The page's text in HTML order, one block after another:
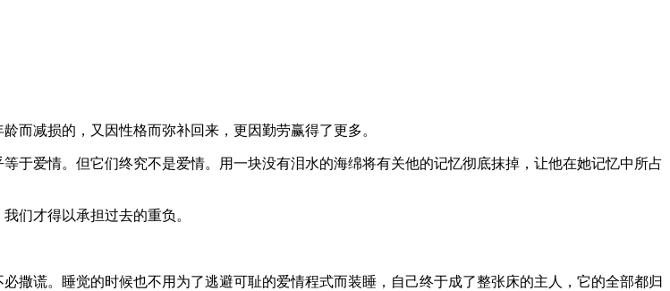
而减损的，又因性格而弥补回来，更因勤劳赢得了更多。
于爱情。但它们终究不是爱情。用一块没有泪水的海绵将有关他的记忆彻底抹掉，让他在她记忆中所占
们才得以承担过去的重负。
撒谎。睡觉的时候也不用为了逃避可耻的爱情程式而装睡，自己终于成了整张床的主人，它的全部都归